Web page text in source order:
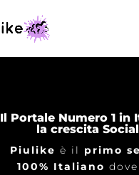
Il Portale Numero 1 in
la crescita Social
Piulike è il primo
100% Italiano